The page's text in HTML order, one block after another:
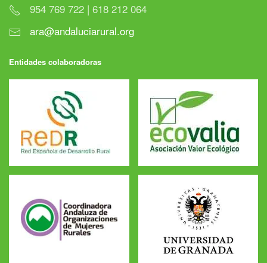
954 769 722 | 618 212 064
ara@andaluciarural.org
Entidades colaboradoras